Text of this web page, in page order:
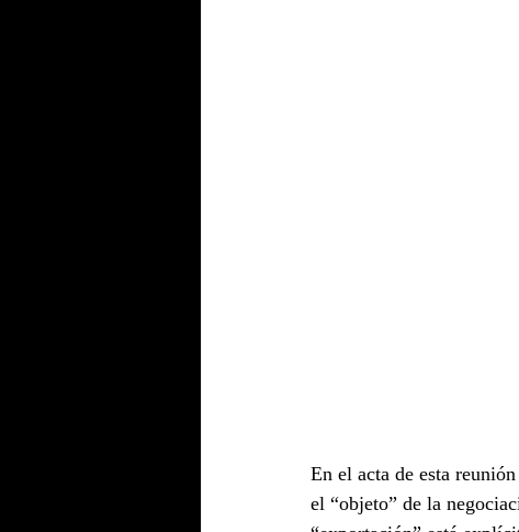
En el acta de esta
el “objeto” de la